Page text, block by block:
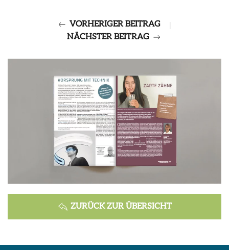
VORHERIGER BEITRAG
|
NÄCHSTER BEITRAG
ZURÜCK ZUR ÜBERSICHT